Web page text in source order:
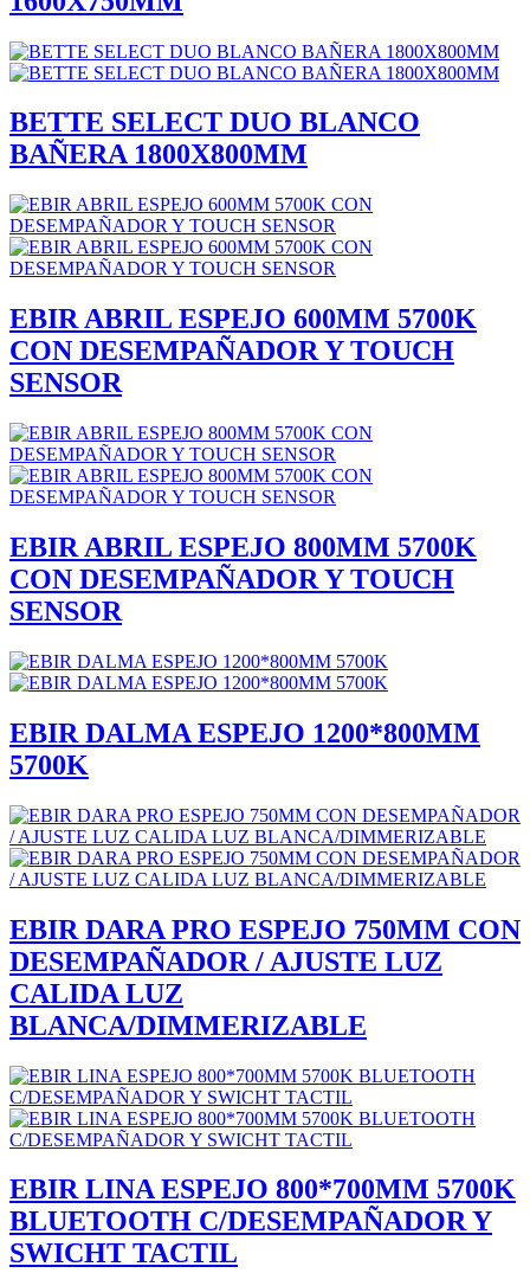
BETTE SELECT DUO BLANCO
BAÑERA 1800X800MM
EBIR ABRIL ESPEJO 600MM 5700K
CON DESEMPAÑADOR Y TOUCH
SENSOR
EBIR ABRIL ESPEJO 800MM 5700K
CON DESEMPAÑADOR Y TOUCH
SENSOR
EBIR DALMA ESPEJO 1200*800MM
5700K
EBIR DARA PRO ESPEJO 750MM CON
DESEMPAÑADOR / AJUSTE LUZ
CALIDA LUZ
BLANCA/DIMMERIZABLE
EBIR LINA ESPEJO 800*700MM 5700K
BLUETOOTH C/DESEMPAÑADOR Y
SWICHT TACTIL